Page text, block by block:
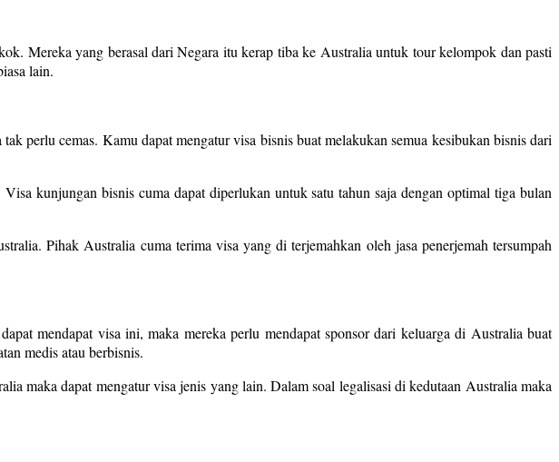
Mereka yang berasal dari Negara itu kerap tiba ke Australia untuk tour kelompok dan pasti
lain.
perlu cemas. Kamu dapat mengatur visa bisnis buat melakukan semua kesibukan bisnis dari
kunjungan bisnis cuma dapat diperlukan untuk satu tahun saja dengan optimal tiga bulan
Pihak Australia cuma terima visa yang di terjemahkan oleh jasa penerjemah tersumpah
mendapat visa ini, maka mereka perlu mendapat sponsor dari keluarga di Australia buat
medis atau berbisnis.
maka dapat mengatur visa jenis yang lain. Dalam soal legalisasi di kedutaan Australia maka